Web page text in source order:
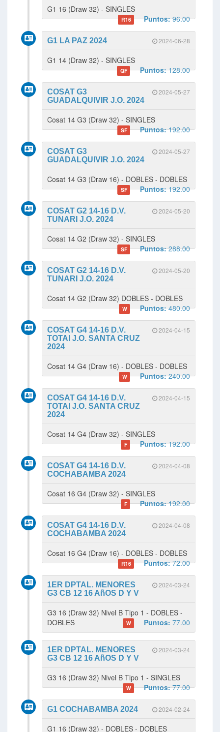
G1 16 (Draw 32) - SINGLES
R16 Puntos:96.00
2024-06-28
G1 LA PAZ 2024
G1 14 (Draw 32) - SINGLES
QF Puntos:128.00
2024-05-27
COSAT G3
GUADALQUIVIR J.O. 2024
Cosat 14 G3 (Draw 32) - SINGLES
SF Puntos:192.00
2024-05-27
COSAT G3
GUADALQUIVIR J.O. 2024
Cosat 14 G3 (Draw 16) - DOBLES - DOBLES
SF Puntos:192.00
2024-05-20
COSAT G2 14-16 D.V.
TUNARI J.O. 2024
Cosat 14 G2 (Draw 32) - SINGLES
SF Puntos:288.00
2024-05-20
COSAT G2 14-16 D.V.
TUNARI J.O. 2024
Cosat 14 G2 (Draw 32) DOBLES - DOBLES
W Puntos:480.00
2024-04-15
COSAT G4 14-16 D.V.
TOTAI J.O. SANTA CRUZ
2024
Cosat 14 G4 (Draw 16) - DOBLES - DOBLES
W Puntos:240.00
2024-04-15
COSAT G4 14-16 D.V.
TOTAI J.O. SANTA CRUZ
2024
Cosat 14 G4 (Draw 32) - SINGLES
F Puntos:192.00
2024-04-08
COSAT G4 14-16 D.V.
COCHABAMBA 2024
Cosat 16 G4 (Draw 32) - SINGLES
F Puntos:192.00
2024-04-08
COSAT G4 14-16 D.V.
COCHABAMBA 2024
Cosat 16 G4 (Draw 16) - DOBLES - DOBLES
R16 Puntos:72.00
2024-03-24
1ER DPTAL. MENORES
G3 CB 12 16 AñOS D Y V
G3 16 (Draw 32) Nivel B Tipo 1 - DOBLES -
DOBLES
W Puntos: 77.00
2024-03-24
1ER DPTAL. MENORES
G3 CB 12 16 AñOS D Y V
G3 16 (Draw 32) Nivel B Tipo 1 - SINGLES
W Puntos:77.00
2024-02-24
G1 COCHABAMBA 2024
G1 16 (Draw 32) - DOBLES - DOBLES